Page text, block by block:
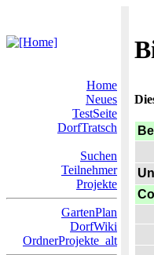
Home
Neues
TestSeite
DorfTratsch
Suchen
Teilnehmer
Projekte
GartenPlan
DorfWiki
OrdnerProjekte_alt